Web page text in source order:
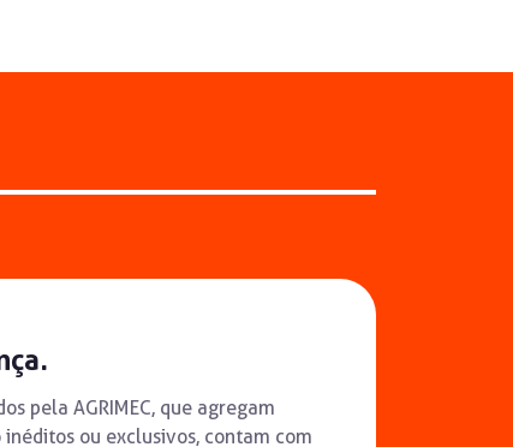
pela AGRIMEC, que agregam
ou exclusivos, contam com